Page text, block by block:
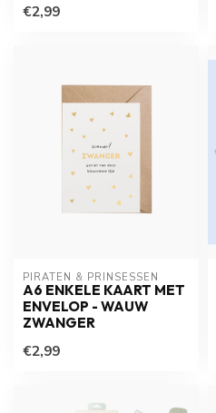
€2,99
PIRATEN & PRINSESSEN
A6 ENKELE KAART MET
ENVELOP - WAUW
ZWANGER
€2,99